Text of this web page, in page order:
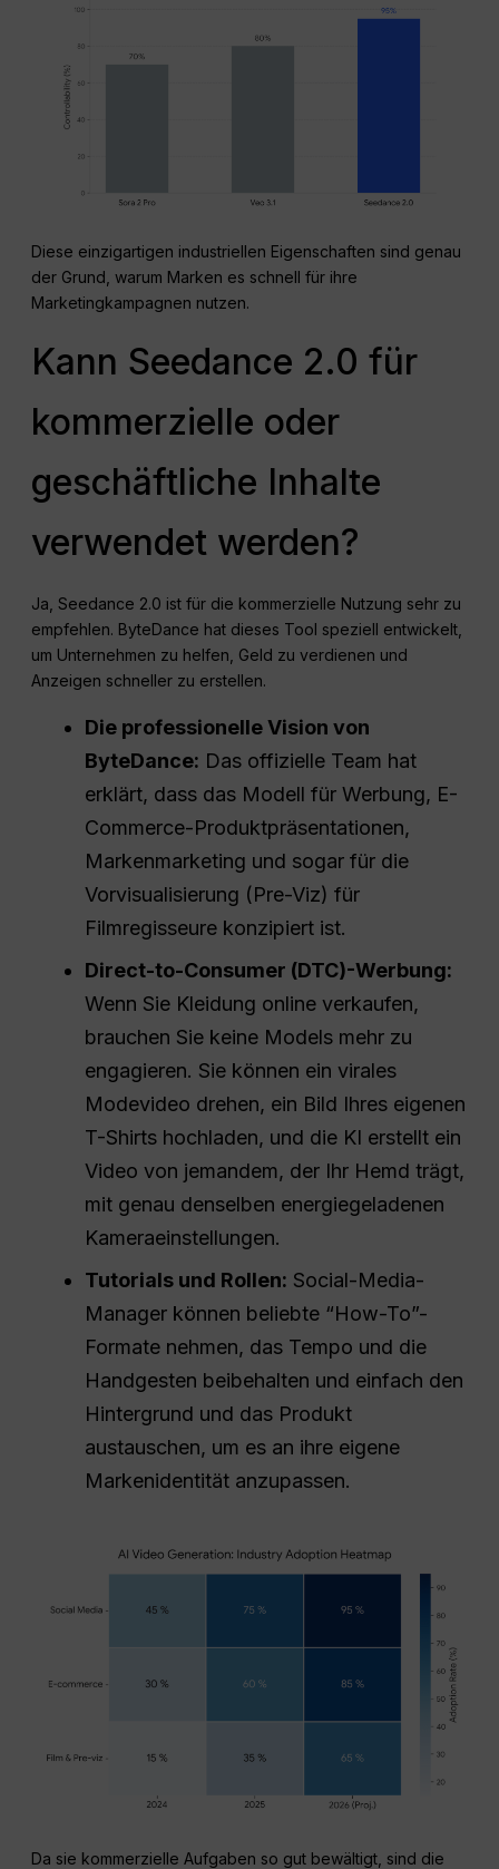
Diese einzigartigen industriellen Eigenschaften sind genau
der Grund, warum Marken es schnell für ihre
Marketingkampagnen nutzen.
Kann Seedance 2.0 für
kommerzielle oder
geschäftliche Inhalte
verwendet werden?
Ja, Seedance 2.0 ist für die kommerzielle Nutzung sehr zu
empfehlen. ByteDance hat dieses Tool speziell entwickelt,
um Unternehmen zu helfen, Geld zu verdienen und
Anzeigen schneller zu erstellen.
Die professionelle Vision von
ByteDance: Das offizielle Team hat
erklärt, dass das Modell für Werbung, E-
Commerce-Produktpräsentationen,
Markenmarketing und sogar für die
Vorvisualisierung (Pre-Viz) für
Filmregisseure konzipiert ist.
Direct-to-Consumer (DTC)-Werbung:
Wenn Sie Kleidung online verkaufen,
brauchen Sie keine Models mehr zu
engagieren. Sie können ein virales
Modevideo drehen, ein Bild Ihres eigenen
T-Shirts hochladen, und die KI erstellt ein
Video von jemandem, der Ihr Hemd trägt,
mit genau denselben energiegeladenen
Kameraeinstellungen.
Tutorials und Rollen: Social-Media-
Manager können beliebte “How-To”-
Formate nehmen, das Tempo und die
Handgesten beibehalten und einfach den
Hintergrund und das Produkt
austauschen, um es an ihre eigene
Markenidentität anzupassen.
Da sie kommerzielle Aufgaben so gut bewältigt, sind die